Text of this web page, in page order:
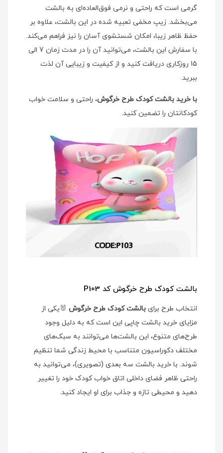
گرمی است که راحتی و نرمی فوق‌العاده‌ای به بالشت
می‌بخشد. زیپ مخفی تعبیه شده در این بالشت، علاوه بر
حفظ ظاهر زیبا، امکان شستشوی آسان را نیز فراهم می‌کند.
با سفارش این بالشت، می‌توانید آن را در مدت زمان 7 الی
15 روزکاری دریافت کنید و از کیفیت و زیبایی آن لذت
ببرید.
با خرید بالشت کودک طرح خرگوش، راحتی و سلامت خواب
کودکانتان را تضمین کنید.
بالشت کودک طرح خرگوش کد P103
انتخاب طرح برای بالشت کودک طرح خرگوش 🐰یکی از
مزایای خرید بالشت چاپی این است که به دلیل وجود
طرح‌های متنوع، این بالشت‌ها می‌توانند به سبک‌های
مختلف دکوراسیون متناسب با محیط زندگی شما تنظیم
شوند. با خرید بالشت سه بعدی (تصویری)، می‌توانید به
راحتی ظاهر فضای داخلی اتاق خواب کودک خود را تغییر
دهید و محیطی تازه و جذاب برای او ایجاد کنید.